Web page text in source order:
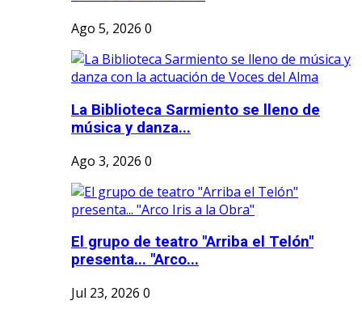
Ago 5, 2026 0
La Biblioteca Sarmiento se lleno de
música y danza...
Ago 3, 2026 0
El grupo de teatro "Arriba el Telón"
presenta... "Arco...
Jul 23, 2026 0